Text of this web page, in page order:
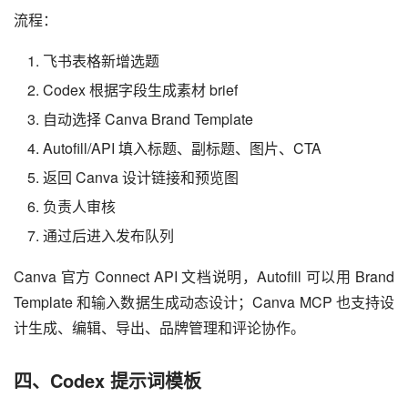
流程：
飞书表格新增选题
Codex 根据字段生成素材 brief
自动选择 Canva Brand Template
Autofill/API 填入标题、副标题、图片、CTA
返回 Canva 设计链接和预览图
负责人审核
通过后进入发布队列
Canva 官方 Connect API 文档说明，Autofill 可以用 Brand
Template 和输入数据生成动态设计；Canva MCP 也支持设
计生成、编辑、导出、品牌管理和评论协作。
四、Codex 提示词模板